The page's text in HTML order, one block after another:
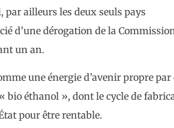
par ailleurs les deux seuls pays
d’une dérogation de la
un an.
une énergie d’avenir propre
bio éthanol », dont le cycle de
pour être rentable.